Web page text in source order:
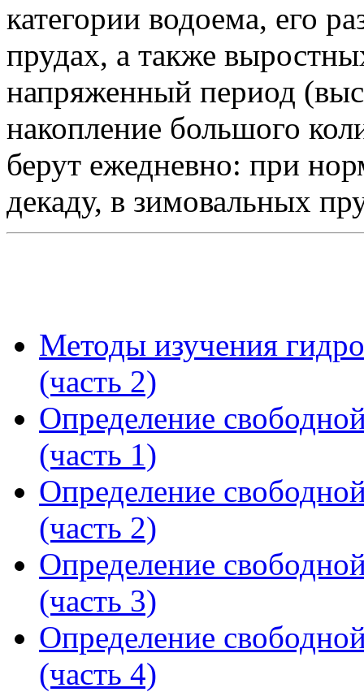
категории водоема, его
прудах, а также
напряженный период
накопление большого
берут ежедневно: при
декаду, в зимовальных
Методы изучения
(часть 2)
Определение
(часть 1)
Определение
(часть 2)
Определение
(часть 3)
Определение
(часть 4)